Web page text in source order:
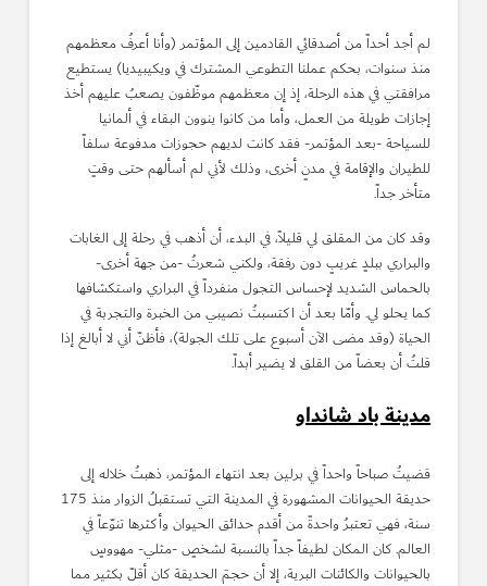
لم أجد أحداً من أصدقائي القادمين إلى المؤتمر (وأنا أعرفُ معظمهم
منذ سنوات، بحكم عملنا التطوعي المشترك في ويكيبيديا) يستطيع
مرافقتي في هذه الرحلة، إذ إن معظمهم موظّفون يصعبُ عليهم أخذ
إجازات طويلة من العمل، وأما من كانوا ينوون البقاء في ألمانيا
للسياحة -بعد المؤتمر- فقد كانت لديهم حجوزات مدفوعة سلفاً
للطيران والإقامة في مدنٍ أخرى، وذلك لأني لم أسألهم حتى وقتٍ
متأخر جداً.
وقد كان من المقلق لي قليلاً، في البدء، أن أذهب في رحلة إلى الغابات
والبراري ببلدٍ غريبٍ دون رفقة، ولكني شعرتُ -من جهة أخرى-
بالحماس الشديد لإحساس التجول منفرداً في البراري واستكشافها
كما يحلو لي. وأمّا بعد أن اكتسبتُ نصيبي من الخبرة والتجربة في
الحياة (وقد مضى الآن أسبوع على تلك الجولة)، فأظنّ أني لا أبالغ إذا
قلتُ أن بعضاً من القلق لا يضير أبداً.
مدينة باد شانداو
قضيتُ صباحاً واحداً في برلين بعد انتهاء المؤتمر، ذهبتُ خلاله إلى
حديقة الحيوانات المشهورة في المدينة التي تستقبلُ الزوار منذ 175
سنة، فهي تعتبرُ واحدةً من أقدم حدائق الحيوان وأكثرها تنوّعاً في
العالم. كان المكان لطيفاً جداً بالنسبة لشخصٍ -مثلي- مهووسٍ
بالحيوانات والكائنات البرية، إلا أن حجمَ الحديقة كان أقلّ بكثير مما